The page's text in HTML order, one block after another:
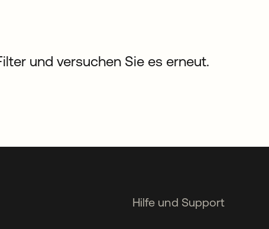
und versuchen Sie es erneut.
Hilfe und Support